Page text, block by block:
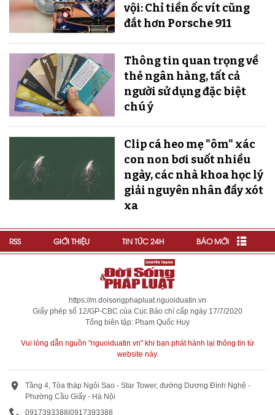
vội: Chỉ tiền ốc vít cũng
đắt hơn Porsche 911
Thông tin quan trọng về
thẻ ngân hàng, tất cả
người sử dụng đặc biệt
chú ý
Clip cá heo mẹ "ôm" xác
con non bơi suốt nhiều
ngày, các nhà khoa học lý
giải nguyên nhân đầy xót
xa
RSS GIỚI THIỆU TIN TỨC 24H BÁO MỚI
https://m.doisongphapluat.nguoiduatin.vn
Giấy phép số 12/GP-CBC của Cục Báo chí cấp ngày 17/7/2020
Tổng biên tập: Phạm Quốc Huy
Vui lòng dẫn nguồn "nguoiduatin.vn" khi bạn phát hành lại thông tin từ
website này.
Tầng 4, Tòa tháp Ngôi Sao - Star Tower, đường Dương Đình Nghệ -
Phường Cầu Giấy - Hà Nội
0917393388|0917393388